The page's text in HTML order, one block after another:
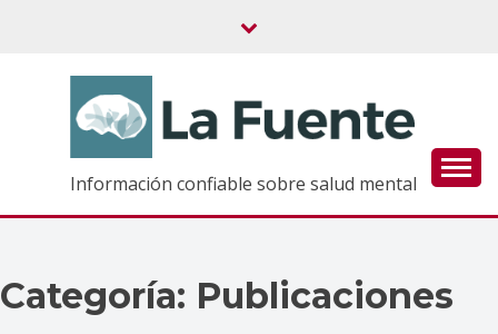
Información confiable sobre salud mental
Categoría: Publicaciones